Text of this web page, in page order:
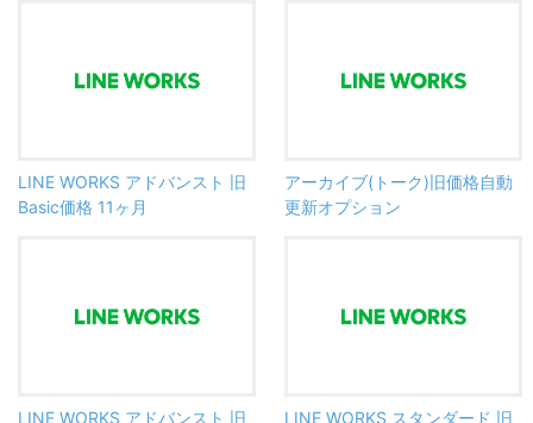
LINE WORKS アドバンスト 旧
Basic価格 11ヶ月
アーカイブ(トーク)旧価格自動
更新オプション
LINE WORKS アドバンスト 旧
LINE WORKS スタンダード 旧